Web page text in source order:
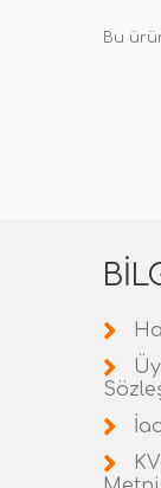
Bu